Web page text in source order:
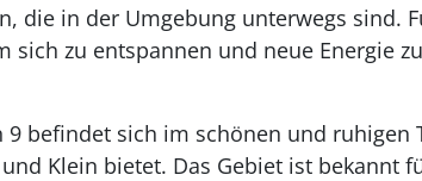
die in der Umgebung unterwegs sind.
sich zu entspannen und neue Energie
befindet sich im schönen und ruhigen
Klein bietet. Das Gebiet ist bekannt